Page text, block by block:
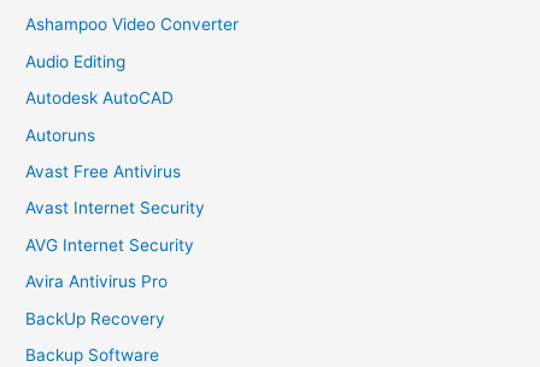
Ashampoo Video Converter
Audio Editing
Autodesk AutoCAD
Autoruns
Avast Free Antivirus
Avast Internet Security
AVG Internet Security
Avira Antivirus Pro
BackUp Recovery
Backup Software